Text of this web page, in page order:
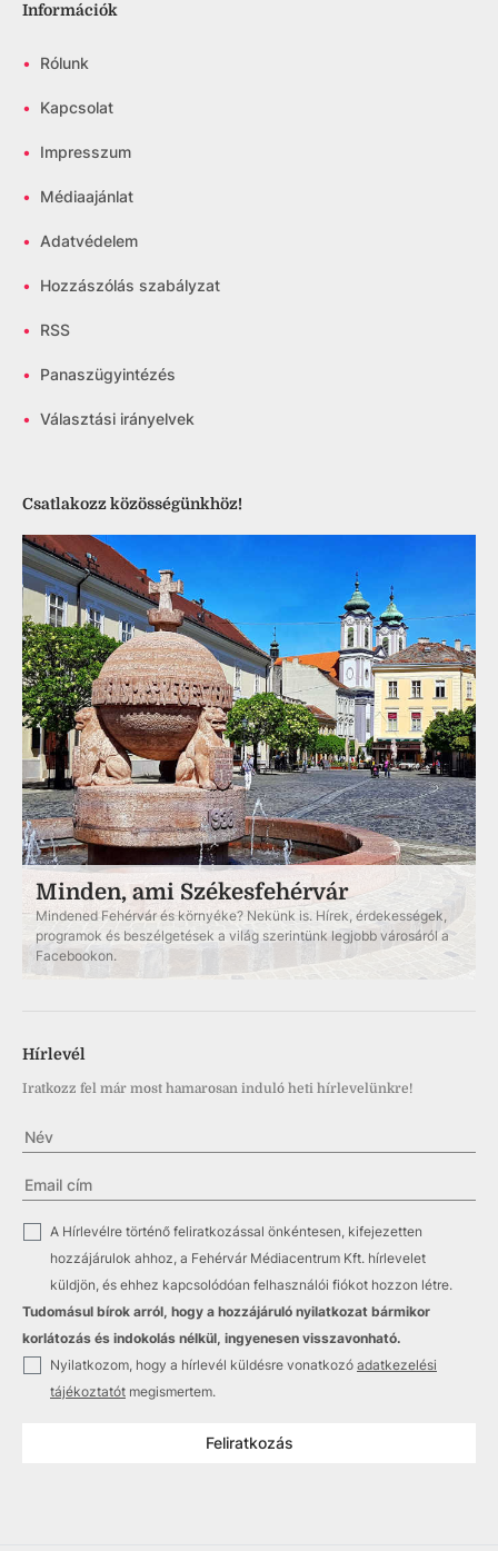
Információk
• Rólunk
• Kapcsolat
• Impresszum
• Médiaajánlat
• Adatvédelem
• Hozzászólás szabályzat
• RSS
• Panaszügyintézés
• Választási irányelvek
Csatlakozz közösségünkhöz!
Minden, ami Székesfehérvár
Mindened Fehérvár és környéke? Nekünk is. Hírek, érdekességek,
programok és beszélgetések a világ szerintünk legjobb városáról a
Facebookon.
Hírlevél
Iratkozz fel már most hamarosan induló heti hírlevelünkre!
A Hírlevélre történő feliratkozással önkéntesen, kifejezetten
hozzájárulok ahhoz, a Fehérvár Médiacentrum Kft. hírlevelet
küldjön, és ehhez kapcsolódóan felhasználói fiókot hozzon létre.
Tudomásul bírok arról, hogy a hozzájáruló nyilatkozat bármikor
korlátozás és indokolás nélkül, ingyenesen visszavonható.
Nyilatkozom, hogy a hírlevél küldésre vonatkozó adatkezelési
tájékoztatót megismertem.
Feliratkozás